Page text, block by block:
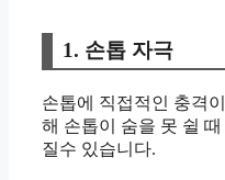
1. 손톱 자극
손톱에 직접적인 충격
해 손톱이 숨을 못 쉴
질수 있습니다.